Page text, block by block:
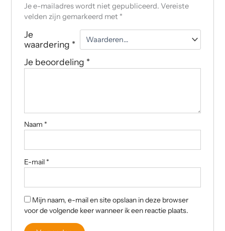
Je e-mailadres wordt niet gepubliceerd. Vereiste
velden zijn gemarkeerd met *
Je
waardering *
Je beoordeling *
Naam *
E-mail *
Mijn naam, e-mail en site opslaan in deze browser
voor de volgende keer wanneer ik een reactie plaats.